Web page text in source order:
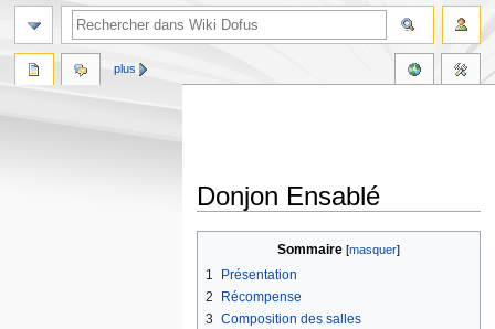
Donjon Ensablé
navigation
recherche
Sommaire
1
Présentation
2
Récompense
3 Composition des salles
plus